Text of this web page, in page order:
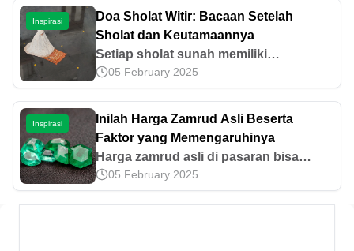
kata-kata penuh makna di sini yang
bisa kamu bagikan!
Inspirasi
Doa Sholat Witir: Bacaan Setelah
Sholat dan Keutamaannya
Setiap sholat sunah memiliki
bacaannya masing-masing, termasuk
sholat witir. Yuk, pelajari bacaan doa
sholat witir beserta keutamaannya di
artikel ini!
05 February 2025
Inspirasi
Inilah Harga Zamrud Asli Beserta
Faktor yang Memengaruhinya
Harga zamrud asli di pasaran bisa
berbeda-beda karena dipengaruhi
banyak faktor. Cari tahu ciri dan faktor
05 February 2025